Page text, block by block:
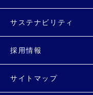
サステナビリティ
採用情報
サイトマップ